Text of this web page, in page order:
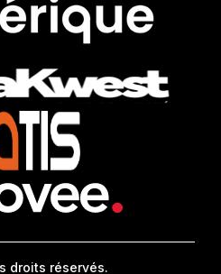
droits réservés.